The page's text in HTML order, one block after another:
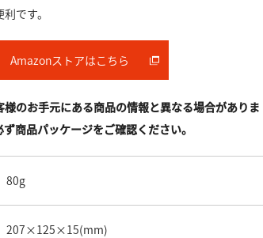
です。
Amazonストアはこちら
のお手元にある商品の情報と異なる場合がありま
商品パッケージをご確認ください。
80g
207×125×15(mm)